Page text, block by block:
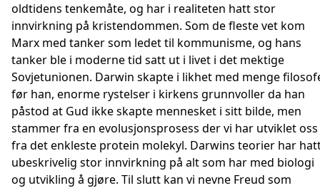
oldtidens tenkemåte, og har i realiteten hatt stor
innvirkning på kristendommen. Som de fleste vet kom
Marx med tanker som ledet til kommunisme, og hans
tanker ble i moderne tid satt ut i livet i det mektige
Sovjetunionen. Darwin skapte i likhet med menge
før han, enorme rystelser i kirkens grunnvoller da han
påstod at Gud ikke skapte mennesket i sitt bilde, men
stammer fra en evolusjonsprosess der vi har utviklet oss
fra det enkleste protein molekyl. Darwins teorier har
ubeskrivelig stor innvirkning på alt som har med biologi
og utvikling å gjøre. Til slutt kan vi nevne Freud som